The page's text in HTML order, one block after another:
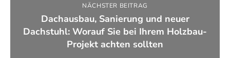
NÄCHSTER BEITRAG
Dachausbau, Sanierung und neuer
Dachstuhl: Worauf Sie bei Ihrem Holzbau-
Projekt achten sollten